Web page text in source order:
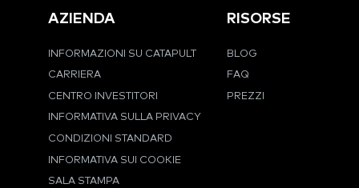
AZIENDA
INFORMAZIONI SU CATAPULT
CARRIERA
CENTRO INVESTITORI
INFORMATIVA SULLA PRIVACY
CONDIZIONI STANDARD
INFORMATIVA SUI COOKIE
SALA STAMPA
RISORSE
BLOG
FAQ
PREZZI